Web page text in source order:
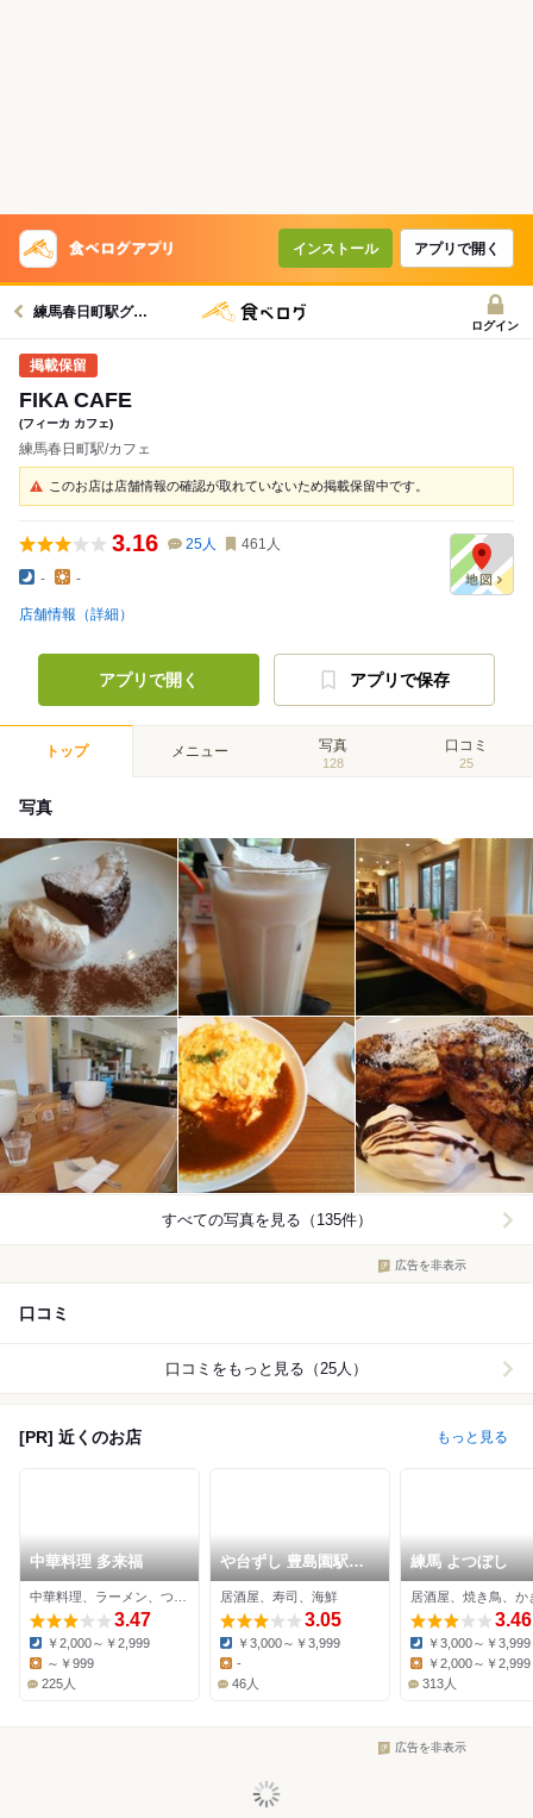
インストール アプリで開く
練馬春日町駅グルメへ
ログイン
FIKA CAFE
(フィーカ カフェ)
練馬春日町駅/カフェ
このお店は店舗情報の確認が取れていないため掲載保留中です。
3.16 25人 461 人
- -
店舗情報（詳細）
アプリで開く アプリで保存
トップ メニュー 写真
128
口コミ
25
写真
すべての写真を見る（135件）
広告を非表示
口コミ
口コミをもっと見る（25人）
[PR] 近くのお店 もっと見る
中華料理 多来福
3.47
Dinner:
￥2,000～￥2,999
～￥999
225人
や台ずし 豊島園駅前
町
居酒屋、寿司、海鮮
3.05
Dinner:
￥3,000～￥3,999
Lunch:
-
46人
練馬 よつぼし
居酒屋、焼き鳥、か
3.46
Dinner:
￥3,000～￥3,999
￥2,000～￥2,999
313人
広告を非表示